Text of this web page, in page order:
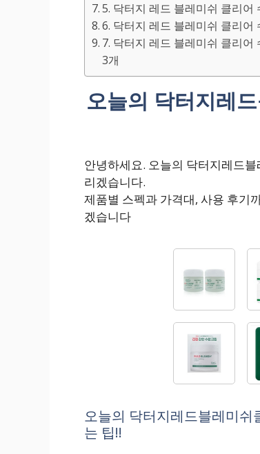
5. 닥터지 레드 블레미쉬 클리어
6. 닥터지 레드 블레미쉬 클리
7. 닥터지 레드 블레미쉬 클리
3개
오늘의 닥터지레
안녕하세요. 오늘의 닥터지레드
리겠습니다.
제품별 스펙과 가격대, 사용 후기
겠습니다
오늘의 닥터지레드블레미쉬
는 팁!!